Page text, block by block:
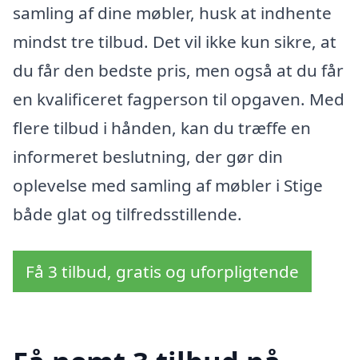
samling af dine møbler, husk at indhente
mindst tre tilbud. Det vil ikke kun sikre, at
du får den bedste pris, men også at du får
en kvalificeret fagperson til opgaven. Med
flere tilbud i hånden, kan du træffe en
informeret beslutning, der gør din
oplevelse med samling af møbler i Stige
både glat og tilfredsstillende.
Få 3 tilbud, gratis og uforpligtende